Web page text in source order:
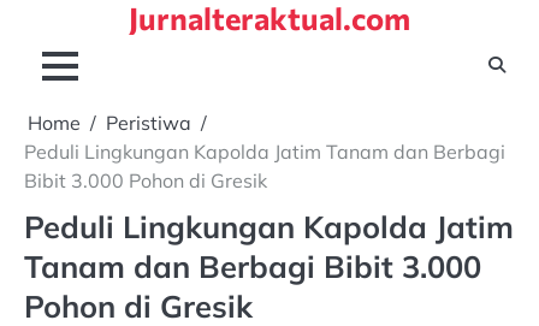
content
Jurnalteraktual.com
Home
Peristiwa
Peduli Lingkungan Kapolda Jatim Tanam dan Berbagi
Bibit 3.000 Pohon di Gresik
Peduli Lingkungan Kapolda Jatim
Tanam dan Berbagi Bibit 3.000
Pohon di Gresik